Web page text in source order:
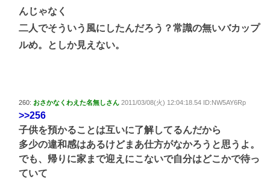
んじゃなく
二人でそういう風にしたんだろう？常識の無いバカップ
ルめ。としか見えない。
260: おさかなくわえた名無しさん 2011/03/08(火) 12:04:18.54 ID:NW5AY6Rp
>>256
子供を預かることは互いに了解してるんだから
多少の違和感はあるけどまあ仕方がなかろうと思うよ。
でも、帰りに家まで迎えにこないで自分はどこかで待っ
ていて